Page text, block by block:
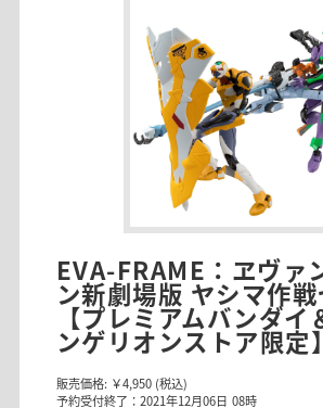
EVA-FRAME：ヱヴァ
ン新劇場版 ヤシマ作
【プレミアムバンダイ
ンゲリオンストア限定】
販売価格: ￥4,950 (税込)
予約受付終了：2021年12月06日 08時